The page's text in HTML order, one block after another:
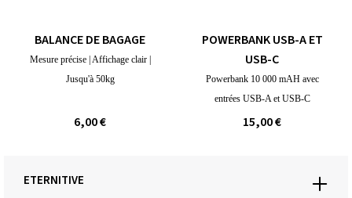
BALANCE DE BAGAGE
Mesure précise | Affichage clair |
Jusqu'à 50kg
6,00 €
POWERBANK USB-A ET
USB-C
Powerbank 10 000 mAH avec
entrées USB-A et USB-C
15,00 €
ETERNITIVE